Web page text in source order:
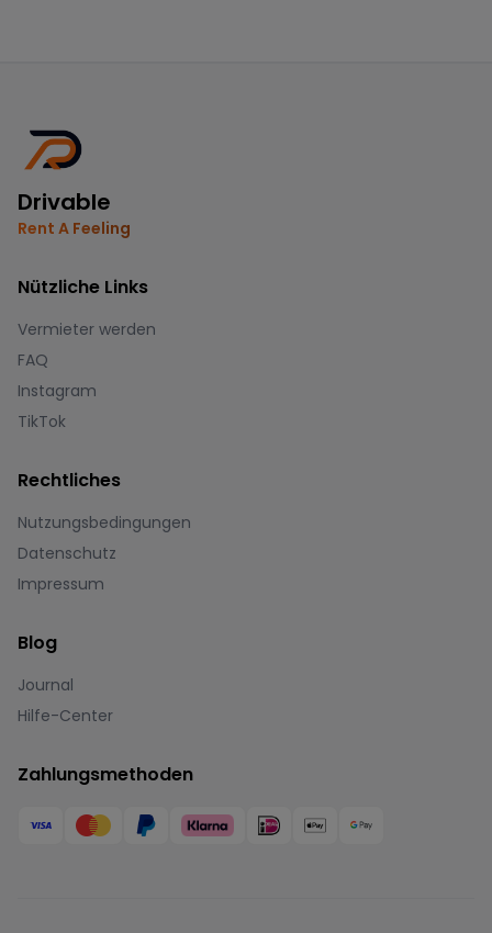
Drivable
Rent A Feeling
Nützliche Links
Vermieter werden
FAQ
Instagram
TikTok
Rechtliches
Nutzungsbedingungen
Datenschutz
Impressum
Blog
Journal
Hilfe-Center
Zahlungsmethoden